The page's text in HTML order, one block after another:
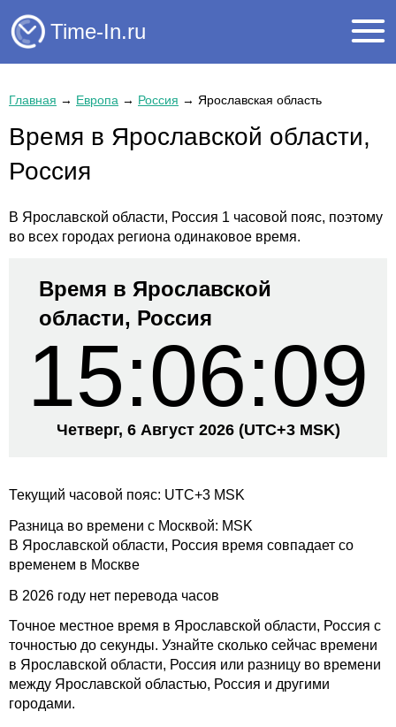
Time-In.ru
Главная → Европа → Россия → Ярославская область
Время в Ярославской области,
Россия
В Ярославской области, Россия 1 часовой пояс, поэтому
во всех городах региона одинаковое время.
Время в Ярославской
области, Россия
15:06:10
Четверг, 6 Август 2026 (UTC+3 MSK)
Текущий часовой пояс: UTC+3 MSK
Разница во времени с Москвой: MSK
В Ярославской области, Россия время совпадает со
временем в Москве
В 2026 году нет перевода часов
Точное местное время в Ярославской области, Россия с
точностью до секунды. Узнайте сколько сейчас времени
в Ярославской области, Россия или разницу во времени
между Ярославской областью, Россия и другими
городами.